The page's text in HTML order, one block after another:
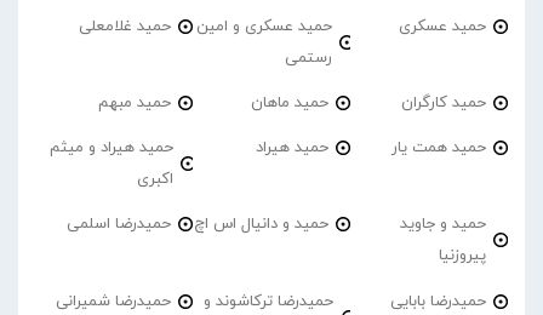
حمید عسکری
حمید عسکری و امین
رستمی
حمید غلامعلی
حمید کارگران حمید ماهان حمید مبهم
حمید همت یار حمید هیراد
حمید هیراد و میثم
اکبری
حمید و جاوید
پیروزنیا
حمید و دانیال اس اچ حمیدرضا اسلمی
حمیدرضا بابایی حمیدرضا ترکاشوند و حمیدرضا شمیرانی